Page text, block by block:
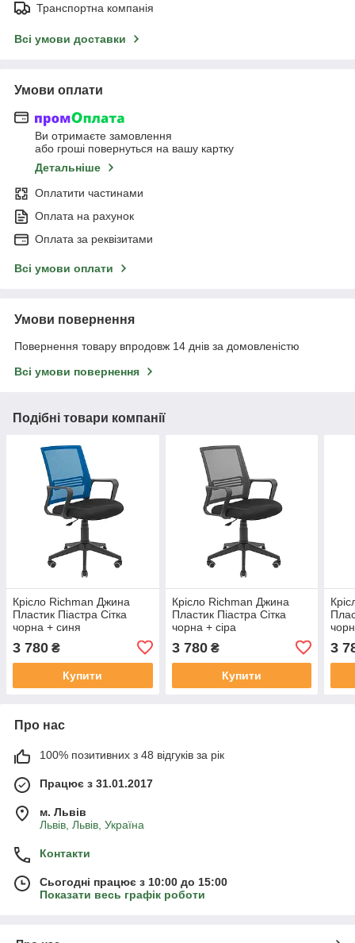
Транспортна компанія
Всі умови доставки
Умови оплати
Ви отримаєте замовлення
або гроші повернуться на вашу картку
Детальніше
Оплатити частинами
Оплата на рахунок
Оплата за реквізитами
Всі умови оплати
Умови повернення
Повернення товару впродовж 14 днів за домовленістю
Всі умови повернення
Подібні товари компанії
Крісло Richman Джина
Пластик Піастра Сітка
чорна + синя
3 780 ₴
Купити
Крісло Richman Джина
Пластик Піастра Сітка
чорна + сіра
3 780₴
Купити
3
Про нас
100% позитивних з 48 відгуків за рік
Працює з 31.01.2017
м. Львів
Львів, Львів, Україна
Контакти
Сьогодні працює з 10:00 до 15:00
Показати весь графік роботи